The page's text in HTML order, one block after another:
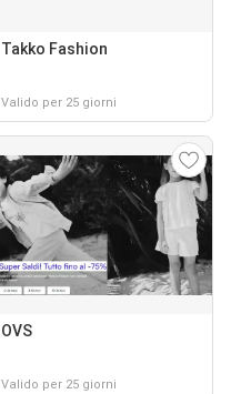
Takko Fashion
Valido per 25 giorni
OVS
Valido per 25 giorni